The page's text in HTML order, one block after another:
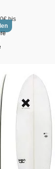
bis